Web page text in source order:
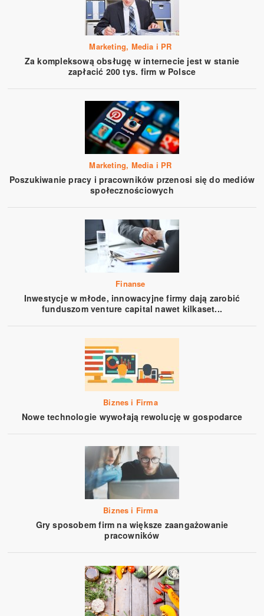
Marketing, Media i PR
Za kompleksową obsługę w internecie jest w stanie
zapłacić 200 tys. firm w Polsce
Marketing, Media i PR
Poszukiwanie pracy i pracowników przenosi się do mediów
społecznościowych
Finanse
Inwestycje w młode, innowacyjne firmy dają zarobić
funduszom venture capital nawet kilkaset...
Biznes i Firma
Nowe technologie wywołają rewolucję w gospodarce
Biznes i Firma
Gry sposobem firm na większe zaangażowanie
pracowników